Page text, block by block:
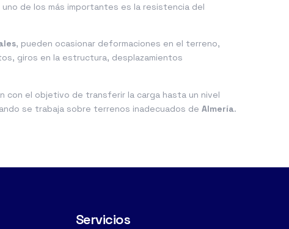
de los más importantes es la resistencia del
, pueden ocasionar deformaciones en el terreno,
giros en la estructura, desplazamientos
con el objetivo de transferir la carga hasta un nivel
se trabaja sobre terrenos inadecuados de Almería.
Servicios